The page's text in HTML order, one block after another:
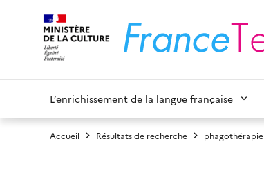
L’enrichissement de la langue française
Accueil Résultats de recherche phagothérapie